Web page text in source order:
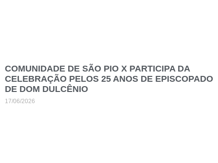
COMUNIDADE DE SÃO PIO X PARTICIPA DA
CELEBRAÇÃO PELOS 25 ANOS DE EPISCOPADO
DE DOM DULCÊNIO
17/06/2026